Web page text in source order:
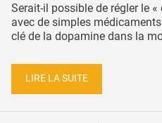
Serait-il possible de régler le
avec de simples
clé de la dopamine dans la
LIRE LA SUITE